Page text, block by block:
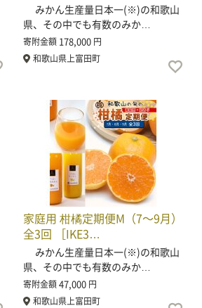
みかん生産量日本一(※)の和歌山
県、その中でも有数のみか…
寄附金額 178,000 円
和歌山県上富田町
家庭用 柑橘定期便M（7～9月）
全3回 ［IKE3…
みかん生産量日本一(※)の和歌山
県、その中でも有数のみか…
寄附金額47,000 円
和歌山県上富田町